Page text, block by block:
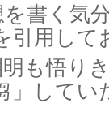
書く気
引用して
も悟り
」して